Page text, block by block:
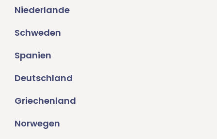
Niederlande
Schweden
Spanien
Deutschland
Griechenland
Norwegen